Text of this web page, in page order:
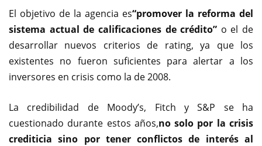
El objetivo de la agencia es“promover la reforma del
sistema actual de calificaciones de crédito” o el de
desarrollar nuevos criterios de rating, ya que los
existentes no fueron suficientes para alertar a los
inversores en crisis como la de 2008.
La credibilidad de Moody’s, Fitch y S&P se ha
cuestionado durante estos años,no solo por la crisis
crediticia sino por tener conflictos de interés al